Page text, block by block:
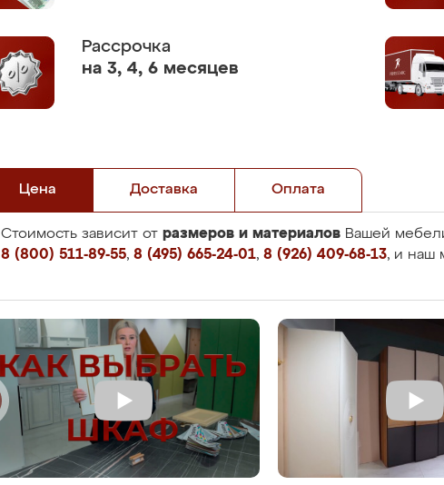
Рассрочка
на 3, 4, 6 месяцев
Цена Доставка Оплата
Стоимость зависит от размеров и материалов Вашей
8 (800) 511-89-55, 8 (495) 665-24-01, 8 (926) 409-68-13, и наш